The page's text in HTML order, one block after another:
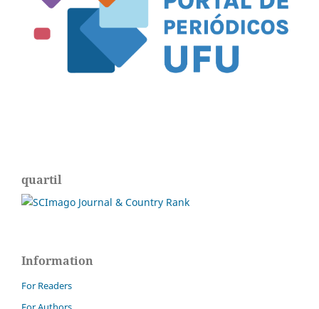
quartil
Information
For Readers